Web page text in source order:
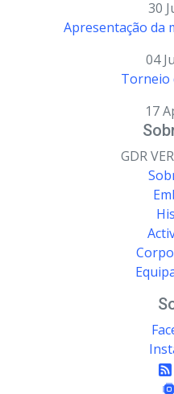
30
Apresentação da
04
Torneio
17
GDR